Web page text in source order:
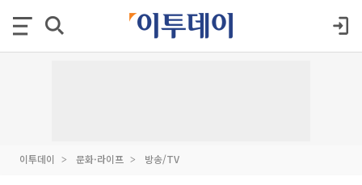
이투데이 문화·라이프 방송/TV